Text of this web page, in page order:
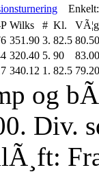
Enkelt:
Wilks # Kl.
351.90 3. 82.5 80.50
320.40 5. 90
83.00
340.12 1. 82.5 79.20
og
Div.